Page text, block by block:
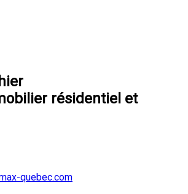
résidentiel et
quebec.com